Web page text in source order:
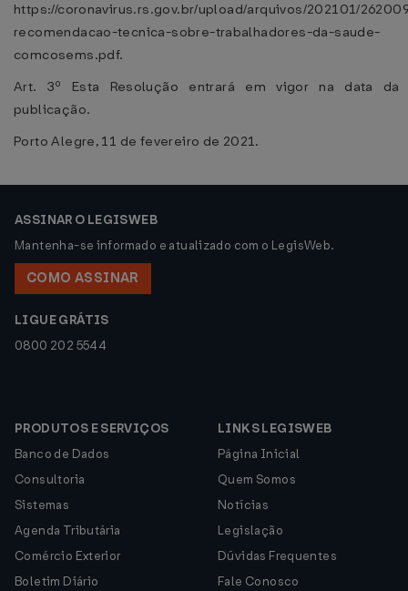
https://coronavirus.rs.gov.br/upload/arquivos/202101/
recomendacao-tecnica-sobre-trabalhadores-da-saude-
comcosems.pdf.
Art. 3º Esta Resolução entrará em vigor na data da
publicação.
Porto Alegre, 11 de fevereiro de 2021.
ASSINAR O LEGISWEB
Mantenha-se informado e atualizado com o LegisWeb.
COMO ASSINAR
LIGUE GRÁTIS
0800 202 5544
PRODUTOS E SERVIÇOS
Banco de Dados
Consultoria
Sistemas
Agenda Tributária
Comércio Exterior
Boletim Diário
LINKS LEGISWEB
Página Inicial
Quem Somos
Notícias
Legislação
Dúvidas Frequentes
Fale Conosco